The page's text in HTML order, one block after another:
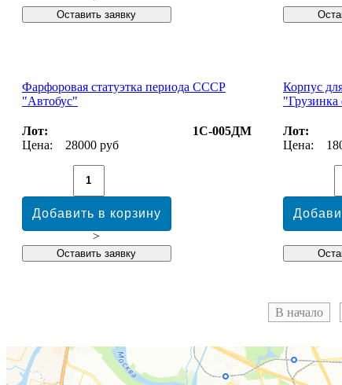
Фарфоровая статуэтка периода СССР
"Автобус"
Лот:
1С-005ДМ
Цена:
28000 руб
>
Корпус
Лот:
Цена:
В начало